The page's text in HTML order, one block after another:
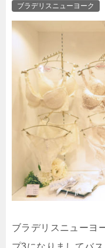
ブラデリスニューヨーク
ブラデリスニューヨ